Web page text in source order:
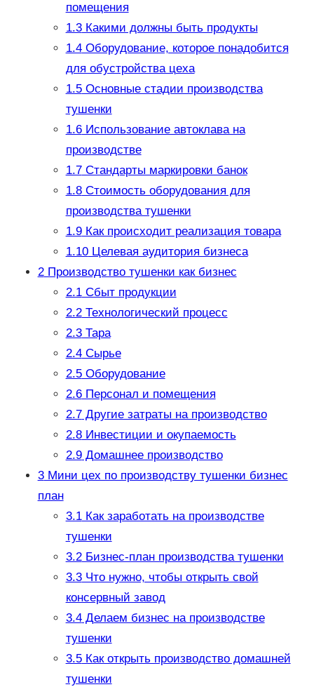
помещения
1.3Какими должны быть продукты
1.4Оборудование, которое понадобится
для обустройства цеха
1.5Основные стадии производства
тушенки
1.6Использование автоклава на
производстве
1.7Стандарты маркировки банок
1.8Стоимость оборудования для
производства тушенки
1.9Как происходит реализация товара
1.10Целевая аудитория бизнеса
2Производство тушенки как бизнес
2.1Сбыт продукции
2.2Технологический процесс
2.3Тара
2.4Сырье
2.5Оборудование
2.6Персонал и помещения
2.7Другие затраты на производство
2.8Инвестиции и окупаемость
2.9Домашнее производство
3Мини цех по производству тушенки бизнес
план
3.1Как заработать на производстве
тушенки
3.2Бизнес-план производства тушенки
3.3Что нужно, чтобы открыть свой
консервный завод
3.4Делаем бизнес на производстве
тушенки
3.5Как открыть производство домашней
тушенки